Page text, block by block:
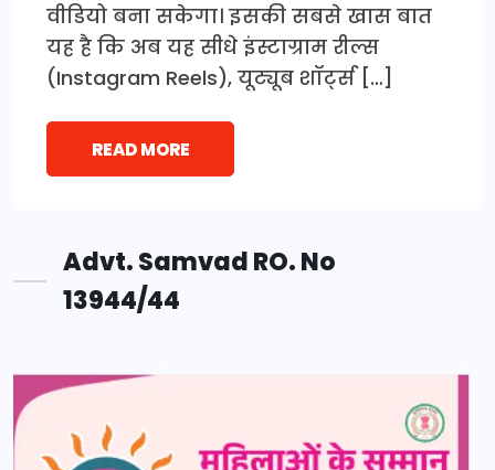
वीडियो बना सकेगा। इसकी सबसे खास बात
यह है कि अब यह सीधे इंस्टाग्राम रील्स
(Instagram Reels), यूट्यूब शॉर्ट्स […]
READ MORE
Advt. Samvad RO. No
13944/44